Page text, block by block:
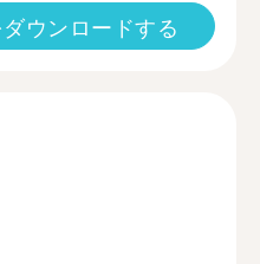
ウンロードする